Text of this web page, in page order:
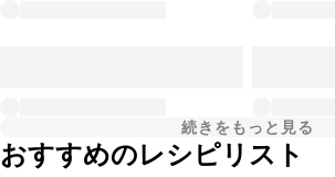
続きをもっと見る
おすすめのレシピリスト